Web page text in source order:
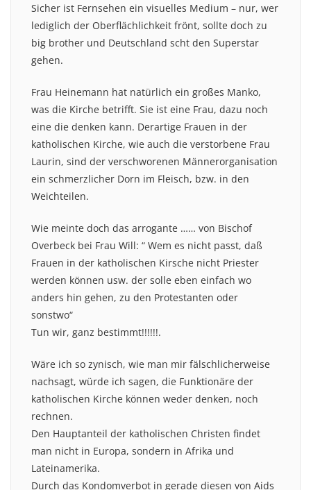
Sicher ist Fernsehen ein visuelles Medium – nur, wer
lediglich der Oberflächlichkeit frönt, sollte doch zu
big brother und Deutschland scht den Superstar
gehen.
Frau Heinemann hat natürlich ein großes Manko,
was die Kirche betrifft. Sie ist eine Frau, dazu noch
eine die denken kann. Derartige Frauen in der
katholischen Kirche, wie auch die verstorbene Frau
Laurin, sind der verschworenen Männerorganisation
ein schmerzlicher Dorn im Fleisch, bzw. in den
Weichteilen.
Wie meinte doch das arrogante …… von Bischof
Overbeck bei Frau Will: “ Wem es nicht passt, daß
Frauen in der katholischen Kirsche nicht Priester
werden können usw. der solle eben einfach wo
anders hin gehen, zu den Protestanten oder
sonstwo“
Tun wir, ganz bestimmt!!!!!!.
Wäre ich so zynisch, wie man mir fälschlicherweise
nachsagt, würde ich sagen, die Funktionäre der
katholischen Kirche können weder denken, noch
rechnen.
Den Hauptanteil der katholischen Christen findet
man nicht in Europa, sondern in Afrika und
Lateinamerika.
Durch das Kondomverbot in gerade diesen von Aids